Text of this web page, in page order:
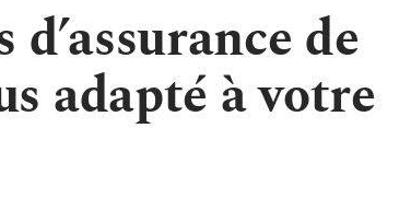
de
adapté à votre